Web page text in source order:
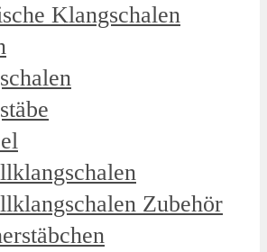
Klangschalen
Zubehör